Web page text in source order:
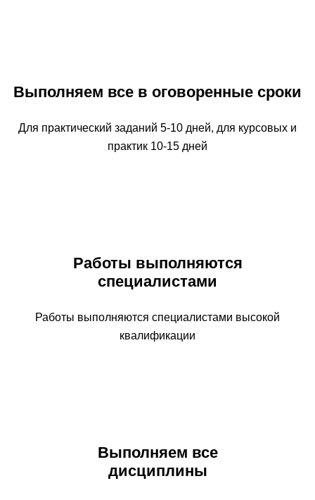
Выполняем все в оговоренные сроки
Для практический заданий 5-10 дней, для курсовых и
практик 10-15 дней
Работы выполняются
специалистами
Работы выполняются специалистами высокой
квалификации
Выполняем все
дисциплины